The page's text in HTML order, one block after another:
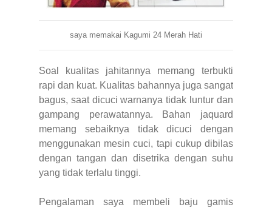
saya memakai Kagumi 24 Merah Hati
Soal kualitas jahitannya memang terbukti
rapi dan kuat. Kualitas bahannya juga sangat
bagus, saat dicuci warnanya tidak luntur dan
gampang perawatannya. Bahan jaquard
memang sebaiknya tidak dicuci dengan
menggunakan mesin cuci, tapi cukup dibilas
dengan tangan dan disetrika dengan suhu
yang tidak terlalu tinggi.
Pengalaman saya membeli baju gamis